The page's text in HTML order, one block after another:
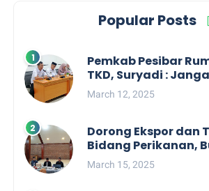
Popular Posts
Pemkab Pesibar
TKD, Suryadi :
Dengan
March 12, 2025
Dorong Ekspor dan
Bidang Perikanan,
Barat Audiensi
March 15, 2025